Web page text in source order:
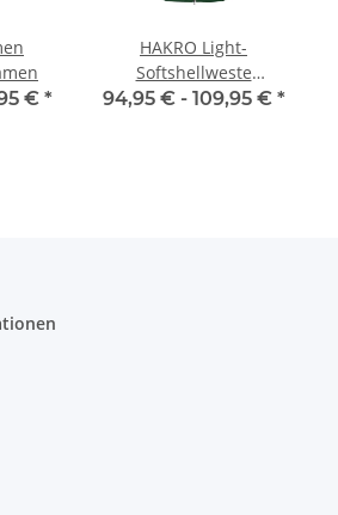
€ *
HAKRO Light-
Softshellweste
Edmonton Unisex
94,95 € - 109,95 € *